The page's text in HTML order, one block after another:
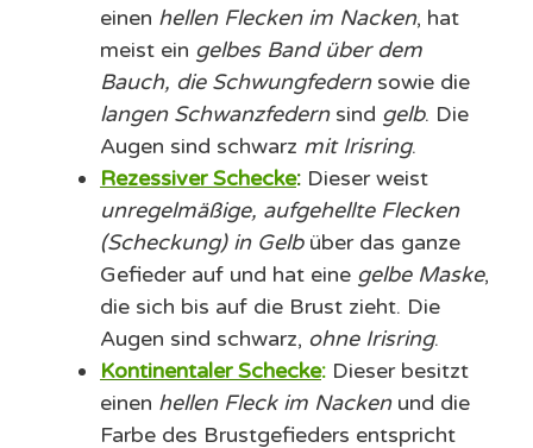
einen hellen Flecken im Nacken, hat
meist ein gelbes Band über dem
Bauch, die Schwungfedernsowie die
langen Schwanzfedernsind gelb. Die
Augen sind schwarz mit Irisring.
Rezessiver Schecke: Dieser weist
unregelmäßige, aufgehellte Flecken
(Scheckung) in Gelbüber das ganze
Gefieder auf und hat eine gelbe Maske,
die sich bis auf die Brust zieht. Die
Augen sind schwarz, ohne Irisring.
Kontinentaler Schecke: Dieser besitzt
einen hellen Fleck im Nackenund die
Farbe des Brustgefieders entspricht